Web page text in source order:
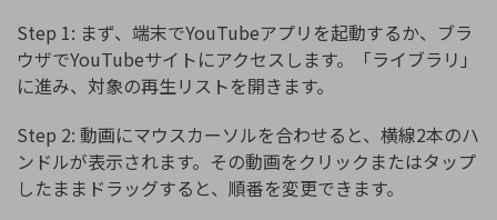
Step 1: まず、端末でYouTubeアプリを起動するか、ブラ
ウザでYouTubeサイトにアクセスします。「ライブラリ」
に進み、対象の再生リストを開きます。
Step 2: 動画にマウスカーソルを合わせると、横線2本のハ
ンドルが表示されます。その動画をクリックまたはタップ
したままドラッグすると、順番を変更できます。